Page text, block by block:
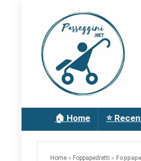
🏠 Home ⭐
Home » Foppapedretti »